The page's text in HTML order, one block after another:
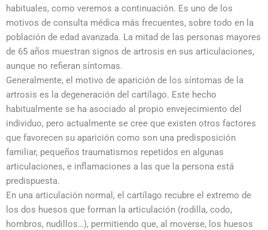
habituales, como veremos a continuación. Es uno de los
motivos de consulta médica más frecuentes, sobre todo en la
población de edad avanzada. La mitad de las personas mayores
de 65 años muestran signos de artrosis en sus articulaciones,
aunque no refieran síntomas.
Generalmente, el motivo de aparición de los síntomas de la
artrosis es la degeneración del cartílago. Este hecho
habitualmente se ha asociado al propio envejecimiento del
individuo, pero actualmente se cree que existen otros factores
que favorecen su aparición como son una predisposición
familiar, pequeños traumatismos repetidos en algunas
articulaciones, e inflamaciones a las que la persona está
predispuesta.
En una articulación normal, el cartílago recubre el extremo de
los dos huesos que forman la articulación (rodilla, codo,
hombros, nudillos…), permitiendo que, al moverse, los huesos